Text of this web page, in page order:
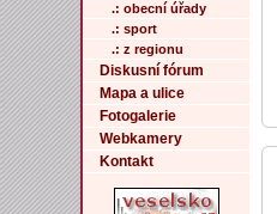
.: obecní úřady
.: sport
.: z regionu
Diskusní fórum
Mapa a ulice
Fotogalerie
Webkamery
Kontakt